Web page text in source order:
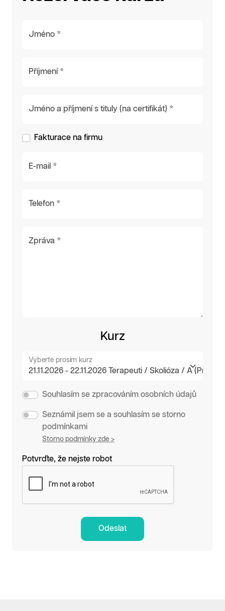
Jméno *
Příjmení *
Jméno a příjmení s tituly (na certifikát) *
Fakturace na firmu
E-mail *
Telefon *
Zpráva *
Kurz
Vyberte prosím kurz
Souhlasím se zpracováním osobních údajů
Seznámil jsem se a souhlasím se storno
podmínkami
Storno podmínky zde >
Potvrďte, že nejste robot
Odeslat